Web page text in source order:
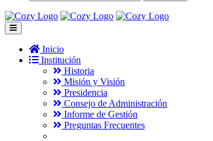
Inicio
Institución
Historia
Misión y Visión
Presidencia
Consejo de Administración
Informe de Gestión
Preguntas Frecuentes